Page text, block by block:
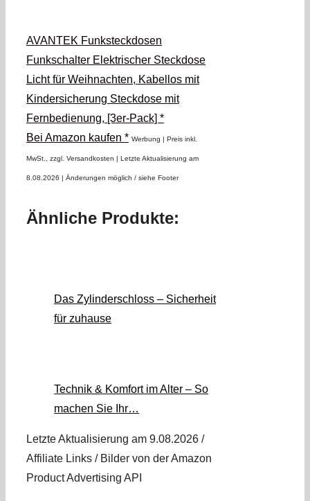
AVANTEK Funksteckdosen
Funkschalter Elektrischer Steckdose
Licht für Weihnachten, Kabellos mit
Kindersicherung Steckdose mit
Fernbedienung, [3er-Pack] *
Bei Amazon kaufen * Werbung | Preis inkl.
MwSt., zzgl. Versandkosten | Letzte Aktualisierung am
8.08.2026 | Änderungen möglich / siehe Footer
Ähnliche Produkte:
Das Zylinderschloss – Sicherheit
für zuhause
Technik & Komfort im Alter – So
machen Sie Ihr…
Letzte Aktualisierung am 9.08.2026 /
Affiliate Links / Bilder von der Amazon
Product Advertising API